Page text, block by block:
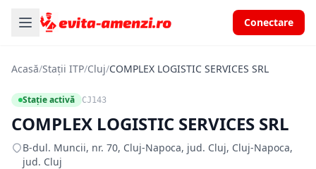
Conectare
Acasă/Stații ITP/Cluj/COMPLEX LOGISTIC SERVICES SRL
Stație activă CJ143
COMPLEX LOGISTIC SERVICES SRL
B-dul. Muncii, nr. 70, Cluj-Napoca, jud. Cluj, Cluj-Napoca,
jud. Cluj